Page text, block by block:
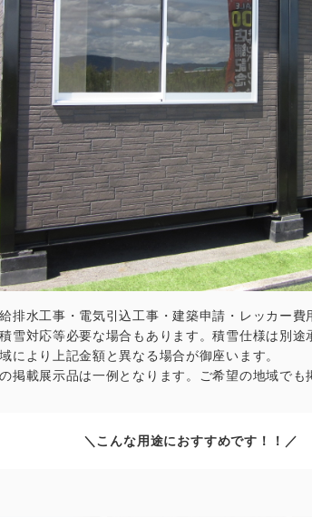
排水工事・電気引込工事・建築申請・レッカー費
雪対応等必要な場合もあります。積雪仕様は別途
により上記金額と異なる場合が御座います。
掲載展示品は一例となります。ご希望の地域でも
＼こんな用途におすすめです！！／